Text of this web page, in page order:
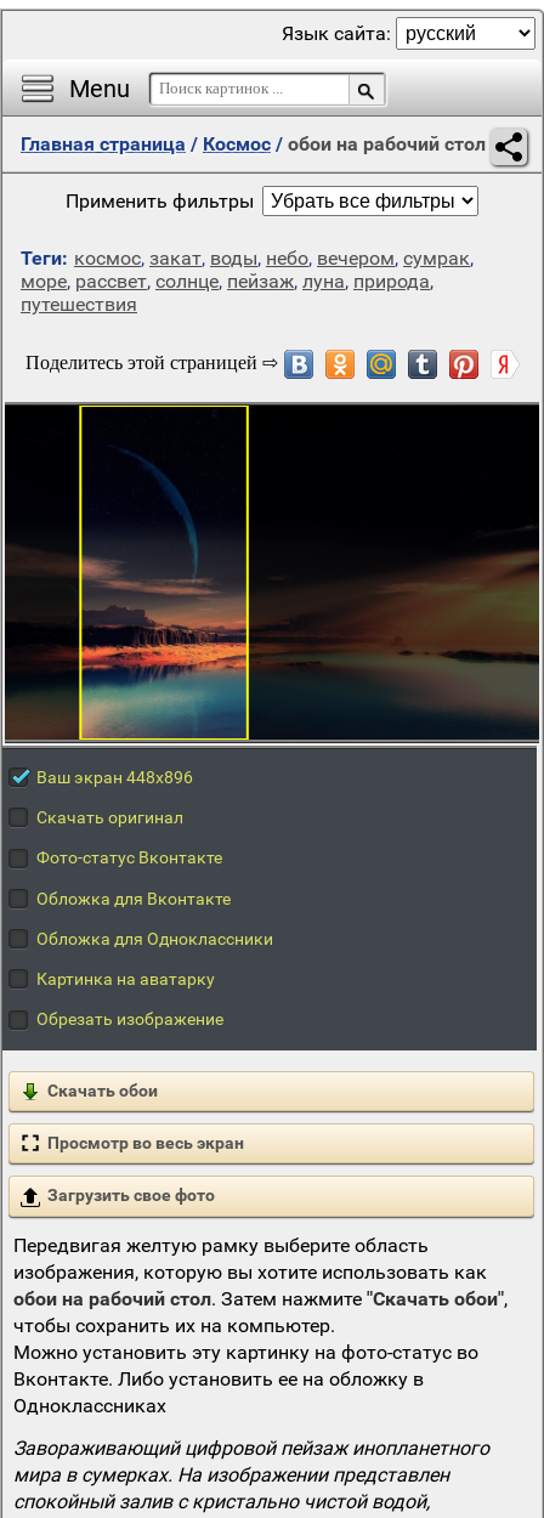
Menu
Язык сайта:
Главная страница / Космос / обои на рабочий стол
Применить фильтры
Теги: космос, закат, воды, небо, вечером, сумрак,
море, рассвет, солнце, пейзаж, луна, природа,
путешествия
Ваш экран 448x896
Скачать оригинал
Фото-статус Вконтакте
Обложка для Вконтакте
Обложка для Одноклассники
Картинка на аватарку
Обрезать изображение
Скачать обои
Просмотр во весь экран
Загрузить свое фото
Передвигая желтую рамку выберите область
изображения, которую вы хотите использовать как
обои на рабочий стол. Затем нажмите "Скачать обои",
чтобы сохранить их на компьютер.
Можно установить эту картинку на фото-статус во
Вконтакте. Либо установить ее на обложку в
Одноклассниках
Завораживающий цифровой пейзаж инопланетного
мира в сумерках. На изображении представлен
спокойный залив с кристально чистой водой,